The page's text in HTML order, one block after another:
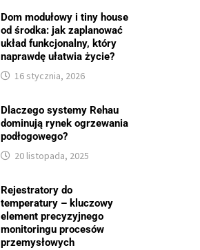
Dom modułowy i tiny house
od środka: jak zaplanować
układ funkcjonalny, który
naprawdę ułatwia życie?
16 stycznia, 2026
Dlaczego systemy Rehau
dominują rynek ogrzewania
podłogowego?
20 listopada, 2025
Rejestratory do
temperatury – kluczowy
element precyzyjnego
monitoringu procesów
przemysłowych